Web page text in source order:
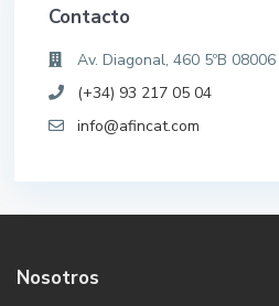
Contacto
Av. Diagonal, 460 5ºB
(+34) 93 217 05 04
info@afincat.com
Nosotros